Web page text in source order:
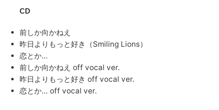
CD
前しか向かねえ
昨日よりもっと好き（Smiling Lions）
恋とか…
前しか向かねえ off vocal ver.
昨日よりもっと好き off vocal ver.
恋とか… off vocal ver.